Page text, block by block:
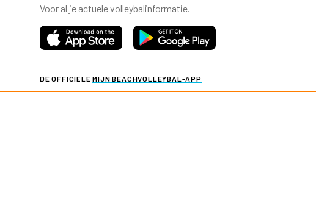
Voor al je actuele volleybalinformatie.
DE OFFICIËLEMIJN BEACHVOLLEYBAL-APP